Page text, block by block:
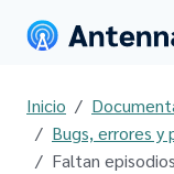
Inicio
Bugs, errores y
Faltan